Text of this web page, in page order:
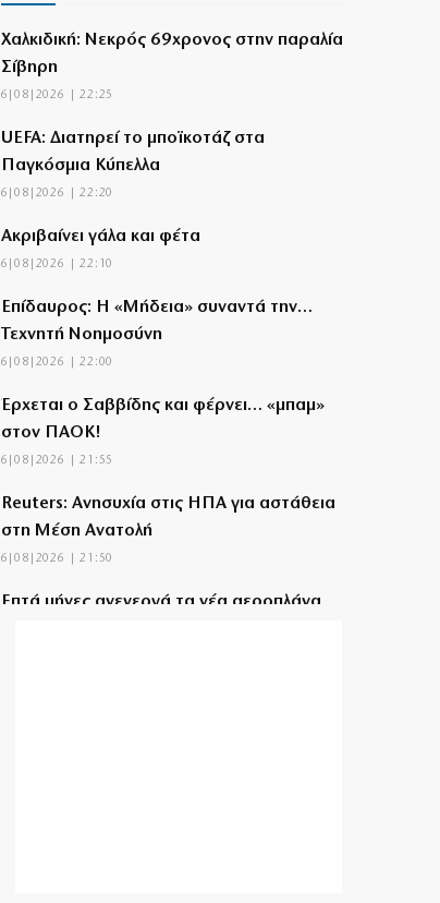
Χαλκιδική: Νεκρός 69χρονος στην παραλία
Σίβηρη
6|08|2026 | 22:25
UEFA: Διατηρεί το μποϊκοτάζ στα
Παγκόσμια Κύπελλα
6|08|2026 | 22:20
Aκριβαίνει γάλα και φέτα
6|08|2026 | 22:10
Επίδαυρος: Η «Μήδεια» συναντά την…
Τεχνητή Νοημοσύνη
6|08|2026 | 22:00
Έρχεται ο Σαββίδης και φέρνει… «μπαμ»
στον ΠΑΟΚ!
6|08|2026 | 21:55
Reuters: Ανησυχία στις ΗΠΑ για αστάθεια
στη Μέση Ανατολή
6|08|2026 | 21:50
Επτά μήνες ανενεργά τα νέα αεροπλάνα